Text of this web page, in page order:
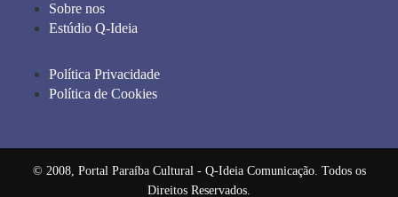
Sobre nos
Estúdio Q-Ideia
Política Privacidade
Política de Cookies
© 2008, Portal Paraíba Cultural - Q-Ideia Comunicação. Todos os
Direitos Reservados.